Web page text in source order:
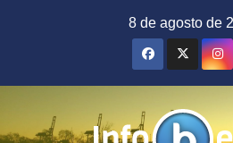
8 de agosto de